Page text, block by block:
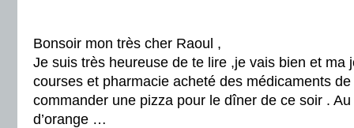
Bonsoir mon très cher Raoul ,
Je suis très heureuse de te lire ,je vais bien et ma
courses et pharmacie acheté des médicaments
commander une pizza pour le dîner de ce soir .
d’orange …